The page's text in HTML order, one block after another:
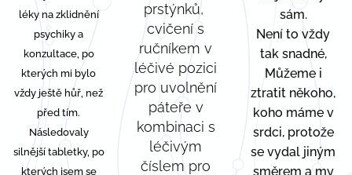
léky na zklidnění
psychiky a
konzultace, po
kterých mi bylo
vždy ještě hůř, než
před tím.
Následovaly
silnější tabletky, po
kterých jsem se
prstýnků,
cvičení s
ručníkem v
léčivé pozici
pro uvolnění
páteře v
kombinaci s
léčivým
číslem pro
sám.
Není to vždy
tak snadné,
Můžeme i
ztratit někoho,
koho máme v
srdci, protože
se vydal jiným
směrem a my